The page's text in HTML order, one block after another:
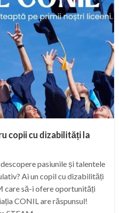
copii cu dizabilități la
pasiunile și talentele
Ai un copil cu dizabilități
care să-i ofere oportunități
CONIL are răspunsul!